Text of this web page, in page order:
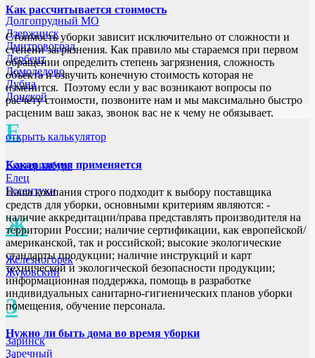
Долгопрудный МО
Дзержинск
Дмитровоград
Дербент
Домодедово
Дубна
Донской
Е
Екатеринбург
Елец
Ессентуки
Ж
Железногорск
Жуковский
З
Заринск
Заречный
Как рассчитывается стоимость
Стоимость уборки зависит исключительно от сложности и
степени загрязнения. Как правило мы стараемся при первом
обращении определить степень загрязнения, сложность
объекта и озвучить конечную стоимость которая не
изменится. Поэтому если у вас возникают вопросы по
расчёту стоимости, позвоните нам и мы максимально быстро
расценим ваш заказ, звонок вас не к чему не обязывает.
открыть калькулятор
Какая химия применяется
Наша компания строго подходит к выбору поставщика
средств для уборки, основными критериям являются: -
наличие аккредитации/права представлять производителя на
территории России; наличие сертификации, как европейской/
американской, так и российской; высокие экологические
стандарты продукции; наличие инструкций и карт
технической и экологической безопасности продукции;
информационная поддержка, помощь в разработке
индивидуальных санитарно-гигиенических планов уборки
помещения, обучение персонала.
Нужно ли быть дома во время уборки